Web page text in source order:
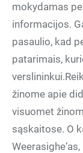
mokydamas
informacijos.
pasaulio, kad
patarimais,
žinome apie
visuomet
sąskaitose. O